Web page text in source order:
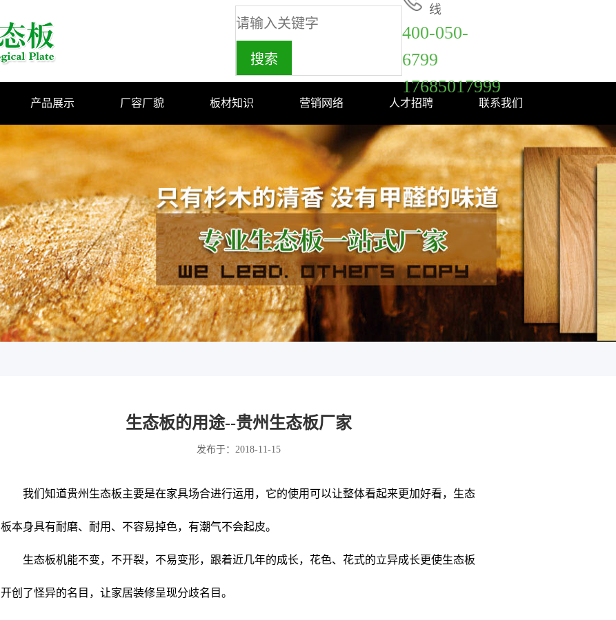
线
400-050-
6799
17685017999
产品展示 厂容厂貌 板材知识 营销网络 人才招聘 联系我们
生态板的用途--贵州生态板厂家
发布于：2018-11-15
我们知道贵州生态板主要是在家具场合进行运用，它的使用可以让整体看起来更加好看，生态
板本身具有耐磨、耐用、不容易掉色，有潮气不会起皮。
生态板机能不变，不开裂，不易变形，跟着近几年的成长，花色、花式的立异成长更使生态板
开创了怪异的名目，让家居装修呈现分歧名目。